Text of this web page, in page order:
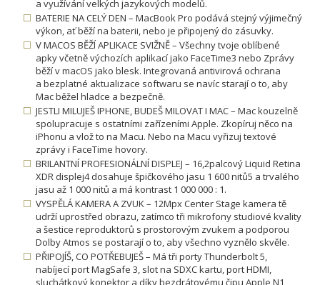
a využívání velkých jazykových modelů.
BATERIE NA CELÝ DEN – MacBook Pro podává stejný výjimečný
výkon, ať běží na baterii, nebo je připojený do zásuvky.
V MACOS BĚŽÍ APLIKACE SVIŽNĚ – Všechny tvoje oblíbené
apky včetně výchozích aplikací jako FaceTime3 nebo Zprávy
běží v macOS jako blesk. Integrovaná antivirová ochrana
a bezplatné aktualizace softwaru se navíc starají o to, aby
Mac běžel hladce a bezpečně.
JESTLI MILUJEŠ IPHONE, BUDEŠ MILOVAT I MAC – Mac kouzelně
spolupracuje s ostatními zařízeními Apple. Zkopíruj něco na
iPhonu a vlož to na Macu. Nebo na Macu vyřizuj textové
zprávy i FaceTime hovory.
BRILANTNÍ PROFESIONÁLNÍ DISPLEJ – 16,2palcový Liquid Retina
XDR displej4 dosahuje špičkového jasu 1 600 nitů5 a trvalého
jasu až 1 000 nitů a má kontrast 1 000 000 : 1.
VYSPĚLÁ KAMERA A ZVUK – 12Mpx Center Stage kamera tě
udrží uprostřed obrazu, zatímco tři mikrofony studiové kvality
a šestice reproduktorů s prostorovým zvukem a podporou
Dolby Atmos se postarají o to, aby všechno vyznělo skvěle.
PŘIPOJÍŠ, CO POTŘEBUJEŠ – Má tři porty Thunderbolt 5,
nabíjecí port MagSafe 3, slot na SDXC kartu, port HDMI,